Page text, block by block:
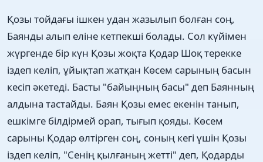
Қозы тойдағы ішкен удан жазылып болған соң,
Баянды алып еліне кетпекші болады. Сол күйімен
жүргенде бір күн Қозы жоқта Қодар Шоқ терекке
іздеп келіп, ұйықтап жатқан Көсем сарының басын
кесіп әкетеді. Басты "байыңның басы" деп Баянның
алдына тастайды. Баян Қозы емес екенін танып,
ешкімге білдірмей орап, тығып қояды. Көсем
сарыны Қодар өлтірген соң, соның кегі үшін Қозы
іздеп келіп, "Сенің қылғаның жетті" деп, Қодарды